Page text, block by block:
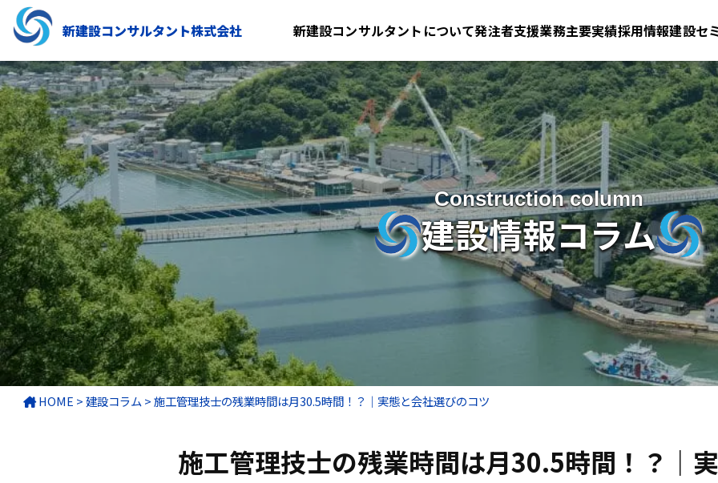
新建設コンサルタント株式会社 新建設コンサルタントについて発注者支援業務主要実績採用情報建設セ
Construction column
建設情報コラム
HOME >建設コラム >施工管理技士の残業時間は月30.5時間！？｜実態と会社選びのコツ
施工管理技士の残業時間は月30.5時間！？｜